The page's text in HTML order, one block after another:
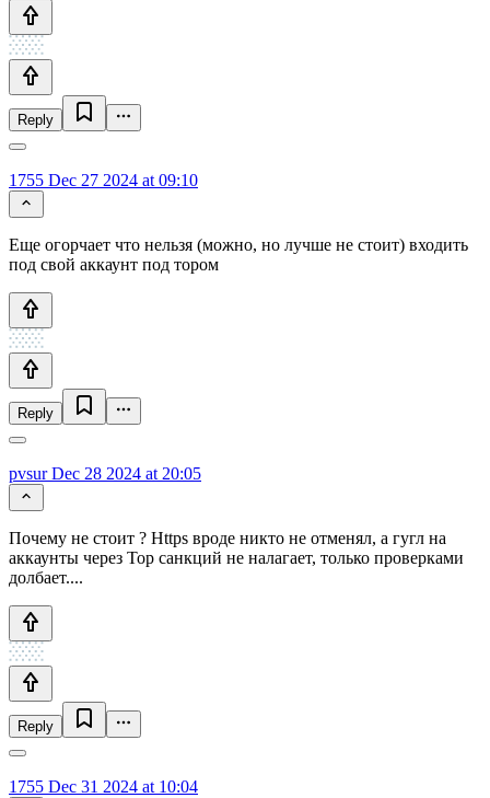
Reply
1755 Dec 27 2024 at 09:10
Еще огорчает что нельзя (можно, но лучше не стоит) входить
под свой аккаунт под тором
Reply
pvsurDec 28 2024 at 20:05
Почему не стоит ? Https вроде никто не отменял, а гугл на
аккаунты через Тор санкций не налагает, только проверками
долбает....
Reply
1755 Dec 31 2024 at 10:04